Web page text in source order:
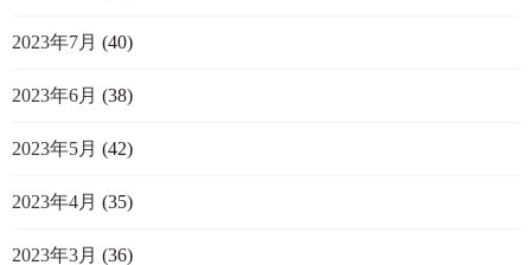
2023年7月 (40)
2023年6月 (38)
2023年5月 (42)
2023年4月 (35)
2023年3月 (36)